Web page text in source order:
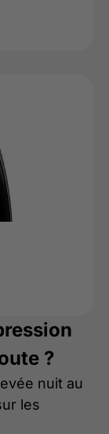
?
nuit au
les